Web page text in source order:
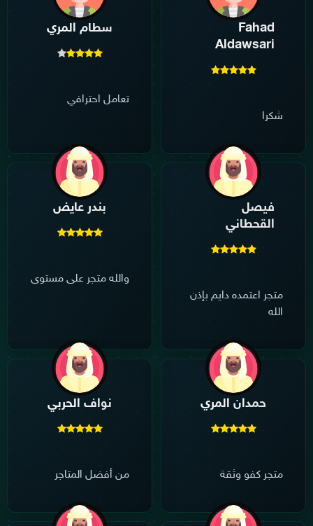
Fahad
Aldawsari
شكرا
سطام المري
تعامل احترافي
فيصل
القحطاني
متجر اعتمده دايم بإذن
الله
بندر عايض
والله متجر على مستوى
حمدان المري
متجر كفو وثقة
نواف الحربي
من أفضل المتاجر